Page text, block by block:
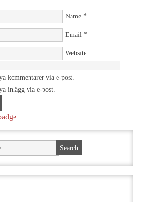
Name *
Email *
Website
kommentarer via e-post.
inlägg via e-post.